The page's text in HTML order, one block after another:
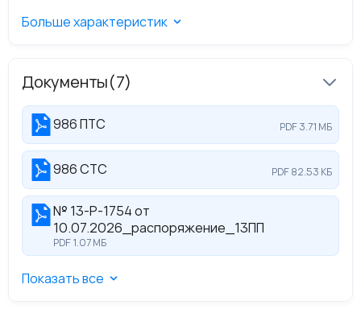
Больше характеристик
Документы(7)
986 ПТС PDF 3.71 МБ
986 СТС PDF 82.53 КБ
№ 13-Р-1754 от
10.07.2026_распоряжение_13ПП
PDF 1.07 МБ
Показать все